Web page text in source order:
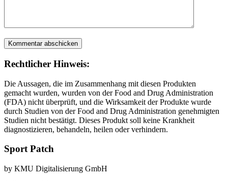
Rechtlicher Hinweis:
Die Aussagen, die im Zusammenhang mit diesen Produkten
gemacht wurden, wurden von der Food and Drug Administration
(FDA) nicht überprüft, und die Wirksamkeit der Produkte wurde
durch Studien von der Food and Drug Administration genehmigten
Studien nicht bestätigt. Dieses Produkt soll keine Krankheit
diagnostizieren, behandeln, heilen oder verhindern.
Sport Patch
by KMU Digitalisierung GmbH